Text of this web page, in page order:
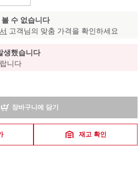
수 없습니다
고객님의 맞춤 가격을 확인하세요
생했습니다
니다
장바구니에 담기
재고 확인